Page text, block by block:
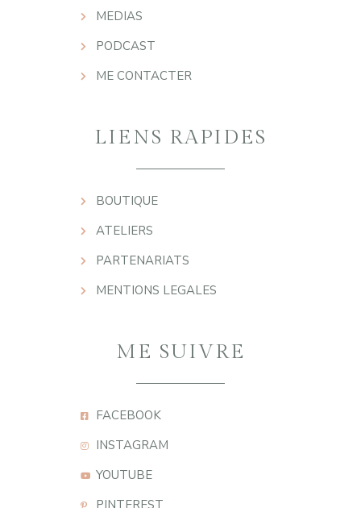
MEDIAS
PODCAST
ME CONTACTER
LIENS RAPIDES
BOUTIQUE
ATELIERS
PARTENARIATS
MENTIONS LEGALES
ME SUIVRE
FACEBOOK
INSTAGRAM
YOUTUBE